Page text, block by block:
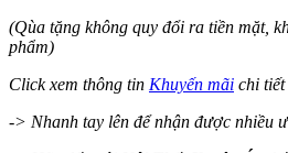
(Qùa tặng không quy đổi ra tiền mặt,
phẩm)
Click xem thông tin Khuyến mãi chi tiết
-> Nhanh tay lên để nhận được nhiều